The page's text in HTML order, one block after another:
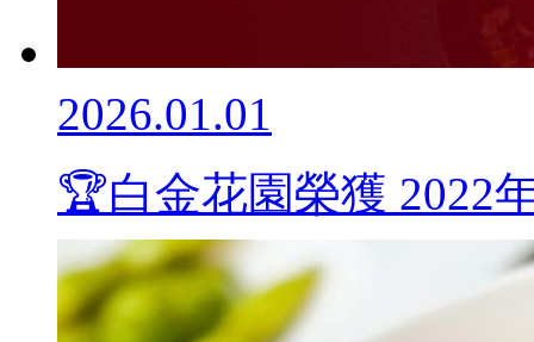
2026.01.01
🏆白金花園榮獲 2022